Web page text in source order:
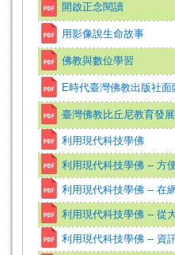
開啟正念閱讀
用影像說生命故事
佛教與數位學習
E時代臺灣佛教出版社
臺灣佛教比丘尼教育發
利用現代科技學佛
利用現代科技學佛 -- 方
利用現代科技學佛 -- 在
利用現代科技學佛 -- 從
利用現代科技學佛 -- 資